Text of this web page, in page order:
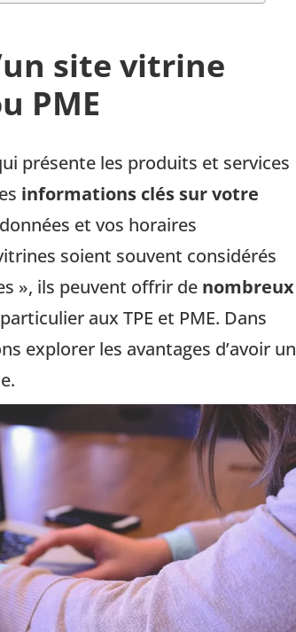
site vitrine
PME
présente les produits et services
informations clés sur votre
et vos horaires
soient souvent considérés
», ils peuvent offrir de nombreux
aux TPE et PME. Dans
explorer les avantages d’avoir un